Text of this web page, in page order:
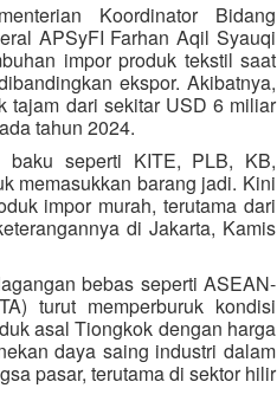
Koordinator Bidang
APSyFI Farhan Aqil Syauqi
impor produk tekstil saat
ekspor. Akibatnya,
tajam dari sekitar USD 6 miliar
tahun 2024.
baku seperti KITE, PLB, KB,
memasukkan barang jadi. Kini
impor murah, terutama dari
di Jakarta, Kamis
bebas seperti ASEAN-
turut memperburuk kondisi
asal Tiongkok dengan harga
daya saing industri dalam
pasar, terutama di sektor hilir